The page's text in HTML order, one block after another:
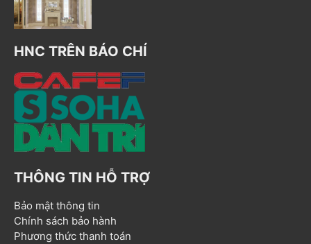
HNC TRÊN BÁO CHÍ
THÔNG TIN HỖ TRỢ
Bảo mật thông tin
Chính sách bảo hành
Phương thức thanh toán